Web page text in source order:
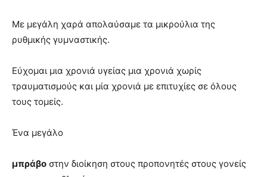
Με μεγάλη χαρά απολαύσαμε τα μικρούλια της
ρυθμικής γυμναστικής.
Εύχομαι μια χρονιά υγείας μια χρονιά χωρίς
τραυματισμούς και μία χρονιά με επιτυχίες σε όλους
τους τομείς.
Ένα μεγάλο
μπράβο στην διοίκηση στους προπονητές στους γονείς